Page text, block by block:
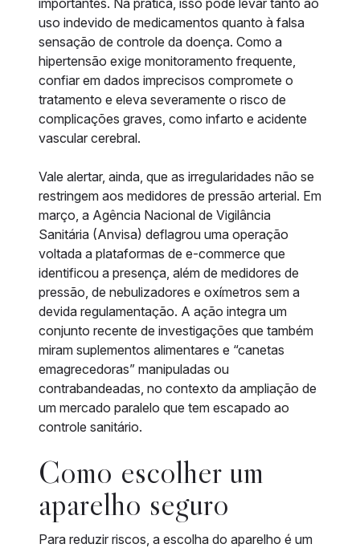
uso indevido de medicamentos quanto à falsa
sensação de controle da doença. Como a
hipertensão exige monitoramento frequente,
confiar em dados imprecisos compromete o
tratamento e eleva severamente o risco de
complicações graves, como infarto e acidente
vascular cerebral.
Vale alertar, ainda, que as irregularidades não se
restringem aos medidores de pressão arterial. Em
março, a Agência Nacional de Vigilância
Sanitária (Anvisa) deflagrou uma operação
voltada a plataformas de e-commerce que
identificou a presença, além de medidores de
pressão, de nebulizadores e oxímetros sem a
devida regulamentação. A ação integra um
conjunto recente de investigações que também
miram suplementos alimentares e “canetas
emagrecedoras” manipuladas ou
contrabandeadas, no contexto da ampliação de
um mercado paralelo que tem escapado ao
controle sanitário.
Como escolher um
aparelho seguro
Para reduzir riscos, a escolha do aparelho é um